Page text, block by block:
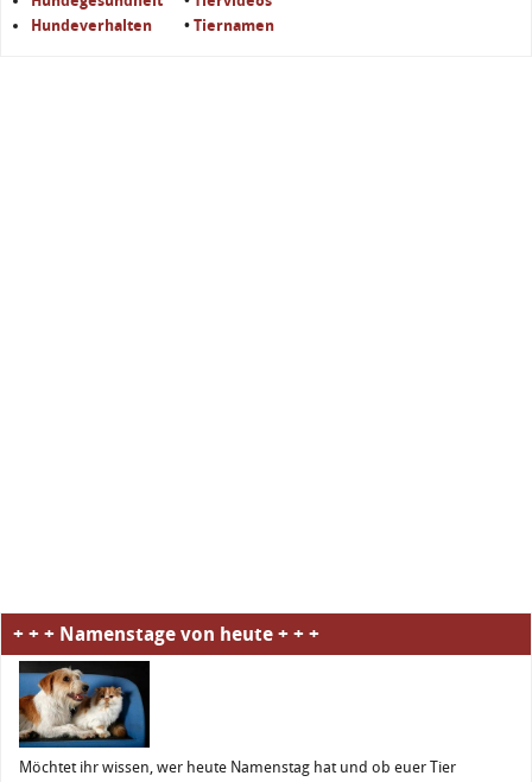
Hundeverhalten • Tiernamen
+ + + Namenstage von heute + + +
Möchtet ihr wissen, wer heute Namenstag hat und ob euer Tier